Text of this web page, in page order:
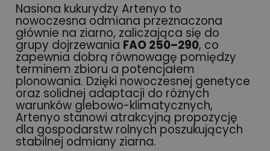
Nasiona kukurydzy Artenyo to
nowoczesna odmiana przeznaczona
głównie na ziarno, zaliczająca się do
grupy dojrzewania FAO 250–290, co
zapewnia dobrą równowagę pomiędzy
terminem zbioru a potencjałem
plonowania. Dzięki nowoczesnej genetyce
oraz solidnej adaptacji do różnych
warunków glebowo-klimatycznych,
Artenyo stanowi atrakcyjną propozycję
dla gospodarstw rolnych poszukujących
stabilnej odmiany ziarna.